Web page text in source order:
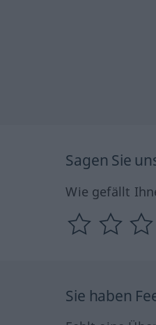
Sagen Sie
Wie gefällt
Sie haben